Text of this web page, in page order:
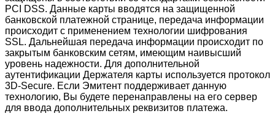
PCI DSS. Данные карты вводятся на защищенной
банковской платежной странице, передача информации
происходит с применением технологии шифрования
SSL. Дальнейшая передача информации происходит по
закрытым банковским сетям, имеющим наивысший
уровень надежности. Для дополнительной
аутентификации Держателя карты используется протокол
3D-Secure. Если Эмитент поддерживает данную
технологию, Вы будете перенаправлены на его сервер
для ввода дополнительных реквизитов платежа.